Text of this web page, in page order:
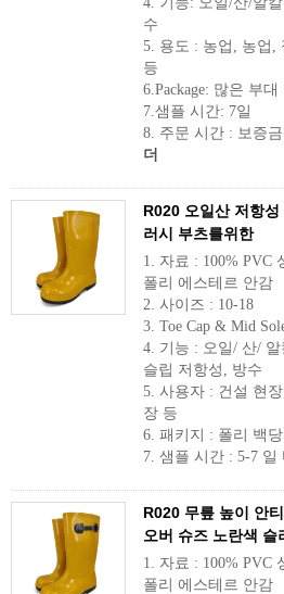
수
5. 용도 : 농업, 농업,
등
6.Package: 많은 부
7.샘플 시간: 7일
8. 주문 시간 : 보증
더
R020 오일산 저항
러시 부츠를위한
1. 자료 : 100% PVC
폴리 에스테르 안감
2. 사이즈 : 10-18
3. Toe Cap & Mid
4. 기능 : 오일/ 산/
슬립 저항성, 방수
5. 사용자 : 건설 현
장 등
6. 패키지 : 폴리 백
7. 샘플 시간 : 5-7 일
R020 무릎 높이 안
오버 슈즈 노란색 슬
1. 자료 : 100% PVC
폴리 에스테르 안감